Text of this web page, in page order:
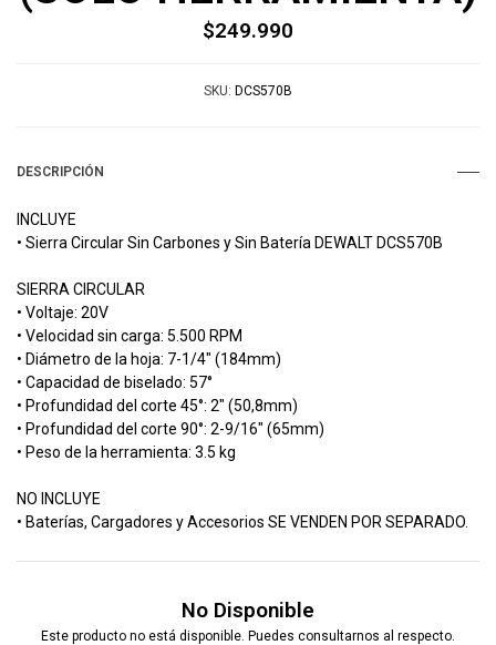
$249.990
SKU: DCS570B
DESCRIPCIÓN
INCLUYE
• Sierra Circular Sin Carbones y Sin Batería DEWALT DCS570B
SIERRA CIRCULAR
• Voltaje: 20V
• Velocidad sin carga: 5.500 RPM
• Diámetro de la hoja: 7-1/4" (184mm)
• Capacidad de biselado: 57°
• Profundidad del corte 45°: 2" (50,8mm)
• Profundidad del corte 90°: 2-9/16" (65mm)
• Peso de la herramienta: 3.5 kg
NO INCLUYE
• Baterías, Cargadores y Accesorios SE VENDEN POR SEPARADO.
No Disponible
Este producto no está disponible. Puedes consultarnos al respecto.